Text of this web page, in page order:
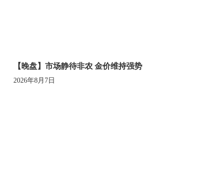
【晚盘】市场静待非农 金价维持强势
2026年8月7日